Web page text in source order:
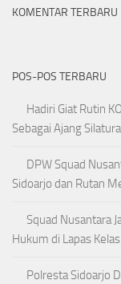
KOMENTAR TERBARU
POS-POS TERBARU
Hadiri Giat Rutin
Sebagai Ajang
DPW Squad
Sidoarjo dan Rutan
Squad Nusantara
Hukum di Lapas
Polresta Sidoarjo